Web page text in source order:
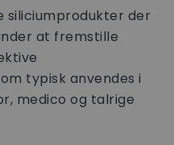
der
at fremstille
typisk anvendes i
medico og talrige